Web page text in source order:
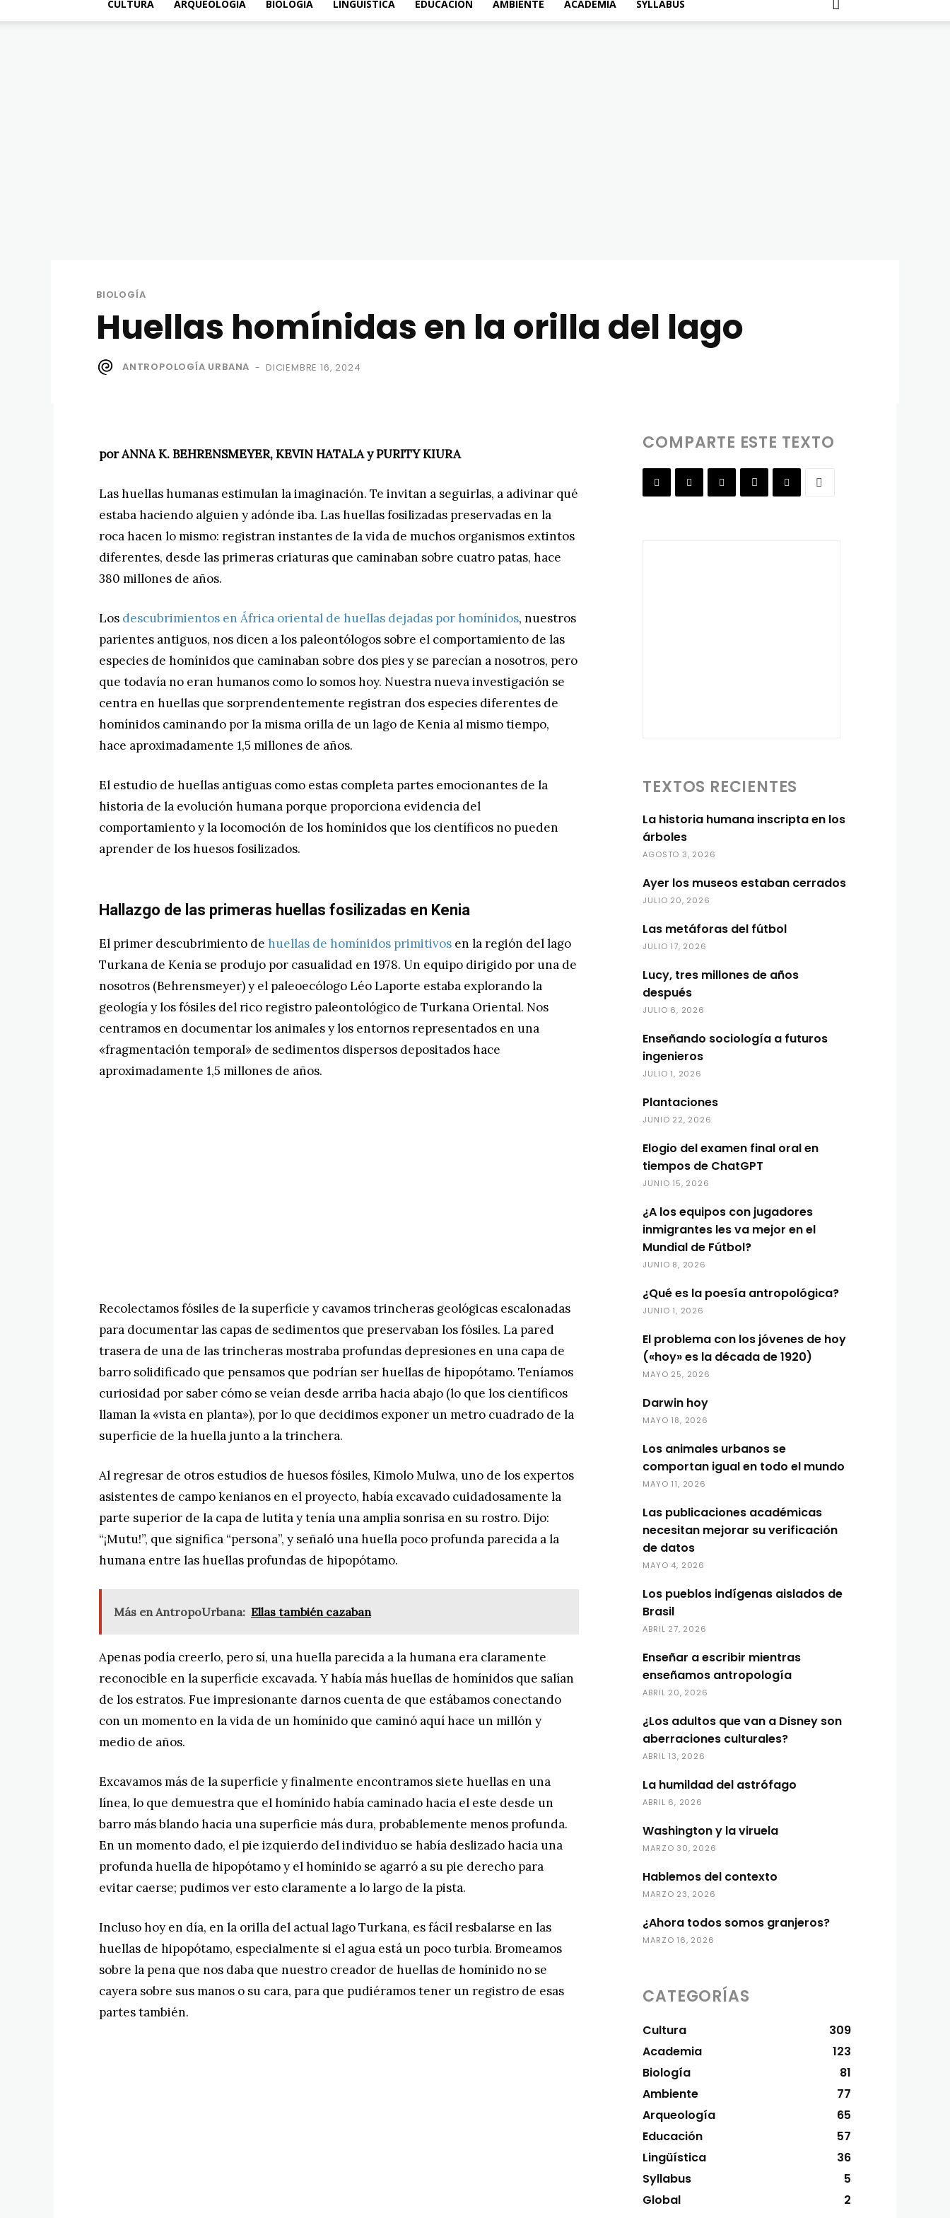
CULTURA ARQUEOLOGÍA BIOLOGÍA LINGÜÍSTICA EDUCACIÓN AMBIENTE ACADEMIA SYLLABUS
BIOLOGÍA
Huellas homínidas en la orilla del lago
ANTROPOLOGÍA URBANA - DICIEMBRE 16, 2024
por ANNA K. BEHRENSMEYER, KEVIN HATALA y PURITY KIURA
Las huellas humanas estimulan la imaginación. Te invitan a seguirlas, a adivinar qué
estaba haciendo alguien y adónde iba. Las huellas fosilizadas preservadas en la
roca hacen lo mismo: registran instantes de la vida de muchos organismos extintos
diferentes, desde las primeras criaturas que caminaban sobre cuatro patas, hace
380 millones de años.
Los descubrimientos en África oriental de huellas dejadas por homínidos, nuestros
parientes antiguos, nos dicen a los paleontólogos sobre el comportamiento de las
especies de homínidos que caminaban sobre dos pies y se parecían a nosotros, pero
que todavía no eran humanos como lo somos hoy. Nuestra nueva investigación se
centra en huellas que sorprendentemente registran dos especies diferentes de
homínidos caminando por la misma orilla de un lago de Kenia al mismo tiempo,
hace aproximadamente 1,5 millones de años.
El estudio de huellas antiguas como estas completa partes emocionantes de la
historia de la evolución humana porque proporciona evidencia del
comportamiento y la locomoción de los homínidos que los científicos no pueden
aprender de los huesos fosilizados.
Hallazgo de las primeras huellas fosilizadas en Kenia
El primer descubrimiento de huellas de homínidos primitivos en la región del lago
Turkana de Kenia se produjo por casualidad en 1978. Un equipo dirigido por una de
nosotros (Behrensmeyer) y el paleoecólogo Léo Laporte estaba explorando la
geología y los fósiles del rico registro paleontológico de Turkana Oriental. Nos
centramos en documentar los animales y los entornos representados en una
«fragmentación temporal» de sedimentos dispersos depositados hace
aproximadamente 1,5 millones de años.
Recolectamos fósiles de la superficie y cavamos trincheras geológicas escalonadas
para documentar las capas de sedimentos que preservaban los fósiles. La pared
trasera de una de las trincheras mostraba profundas depresiones en una capa de
barro solidificado que pensamos que podrían ser huellas de hipopótamo. Teníamos
curiosidad por saber cómo se veían desde arriba hacia abajo (lo que los científicos
llaman la «vista en planta»), por lo que decidimos exponer un metro cuadrado de la
superficie de la huella junto a la trinchera.
Al regresar de otros estudios de huesos fósiles, Kimolo Mulwa, uno de los expertos
asistentes de campo kenianos en el proyecto, había excavado cuidadosamente la
parte superior de la capa de lutita y tenía una amplia sonrisa en su rostro. Dijo:
“¡Mutu!”, que significa “persona”, y señaló una huella poco profunda parecida a la
humana entre las huellas profundas de hipopótamo.
Más en AntropoUrbana: Ellas también cazaban
Apenas podía creerlo, pero sí, una huella parecida a la humana era claramente
reconocible en la superficie excavada. Y había más huellas de homínidos que salían
de los estratos. Fue impresionante darnos cuenta de que estábamos conectando
con un momento en la vida de un homínido que caminó aquí hace un millón y
medio de años.
Excavamos más de la superficie y finalmente encontramos siete huellas en una
línea, lo que demuestra que el homínido había caminado hacia el este desde un
barro más blando hacia una superficie más dura, probablemente menos profunda.
En un momento dado, el pie izquierdo del individuo se había deslizado hacia una
profunda huella de hipopótamo y el homínido se agarró a su pie derecho para
evitar caerse; pudimos ver esto claramente a lo largo de la pista.
Incluso hoy en día, en la orilla del actual lago Turkana, es fácil resbalarse en las
huellas de hipopótamo, especialmente si el agua está un poco turbia. Bromeamos
sobre la pena que nos daba que nuestro creador de huellas de homínido no se
cayera sobre sus manos o su cara, para que pudiéramos tener un registro de esas
partes también.
COMPARTE ESTE TEXTO
TEXTOS RECIENTES
La historia humana inscripta en los
árboles
AGOSTO 3, 2026
Ayer los museos estaban cerrados
JULIO 20, 2026
Las metáforas del fútbol
JULIO 17, 2026
Lucy, tres millones de años
después
JULIO 6, 2026
Enseñando sociología a futuros
ingenieros
JULIO 1, 2026
Plantaciones
JUNIO 22, 2026
Elogio del examen final oral en
tiempos de ChatGPT
JUNIO 15, 2026
¿A los equipos con jugadores
inmigrantes les va mejor en el
Mundial de Fútbol?
JUNIO 8, 2026
¿Qué es la poesía antropológica?
JUNIO 1, 2026
El problema con los jóvenes de hoy
(«hoy» es la década de 1920)
MAYO 25, 2026
Darwin hoy
MAYO 18, 2026
Los animales urbanos se
comportan igual en todo el mundo
MAYO 11, 2026
Las publicaciones académicas
necesitan mejorar su verificación
de datos
MAYO 4, 2026
Los pueblos indígenas aislados de
Brasil
ABRIL 27, 2026
Enseñar a escribir mientras
enseñamos antropología
ABRIL 20, 2026
¿Los adultos que van a Disney son
aberraciones culturales?
ABRIL 13, 2026
La humildad del astrófago
ABRIL 6, 2026
Washington y la viruela
MARZO 30, 2026
Hablemos del contexto
MARZO 23, 2026
¿Ahora todos somos granjeros?
MARZO 16, 2026
CATEGORÍAS
Cultura
309
Academia
123
Biología
81
Ambiente
77
Arqueología
65
Educación
57
Lingüística
36
Syllabus
5
Global
2